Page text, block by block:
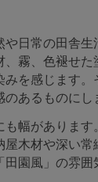
や日常の田舎
霧、色褪せ
を感じます。
あるものにし
も幅がありま
屋木材や深い
園風」の雰囲